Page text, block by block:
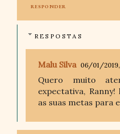
RESPONDER
RESPOSTAS
Malu Silva 06/01/
Quero muito
expectativa,
as suas metas para